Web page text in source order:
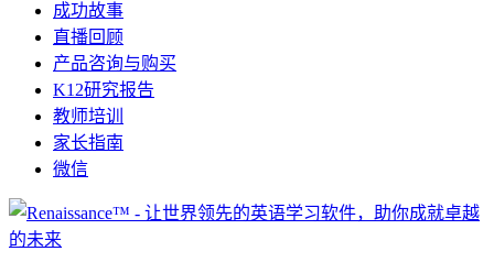
成功故事
直播回顾
产品咨询与购买
K12研究报告
教师培训
家长指南
微信